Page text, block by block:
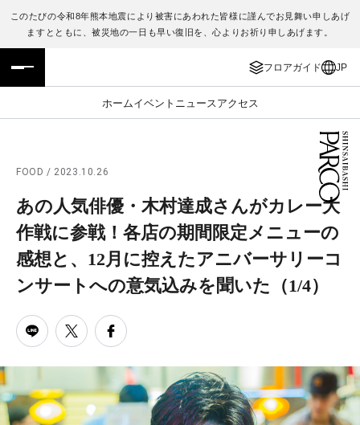
このたびの令和8年熊本地震により被害にあわれた皆様に謹んでお見舞い申しあげ
ますとともに、被災地の一日も早い復旧を、心よりお祈り申しあげます。
フロアガイド JP
ホームイベント ニュース アクセス
フロアガイド
施設案内・アクセス
レストラン・カフェ
TAX FREE
PARCOメンバーズ
JP
ENGLISH
繁体字
ภาษาไทย
日本語
FOOD / 2023.10.26
あの人気俳優・木村達成さんがカレー大
作戦に参戦！各店の期間限定メニューの
感想と、12月に控えたアニバーサリーコ
ンサートへの意気込みを聞いた
（1/4）